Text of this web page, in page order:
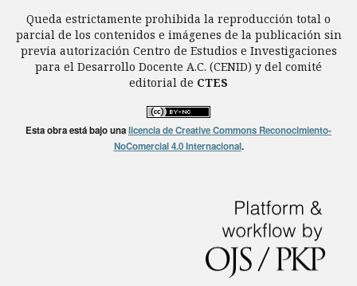
Queda estrictamente prohibida la reproducción total o
parcial de los contenidos e imágenes de la publicación sin
previa autorización Centro de Estudios e Investigaciones
para el Desarrollo Docente A.C. (CENID) y del comité
editorial de CTES
Esta obra está bajo unalicencia de Creative Commons Reconocimiento-
NoComercial 4.0 Internacional.